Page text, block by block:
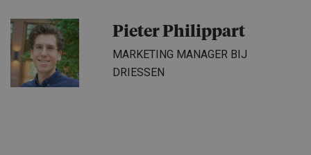
Pieter Philippart
MARKETING MANAGER BIJ
DRIESSEN